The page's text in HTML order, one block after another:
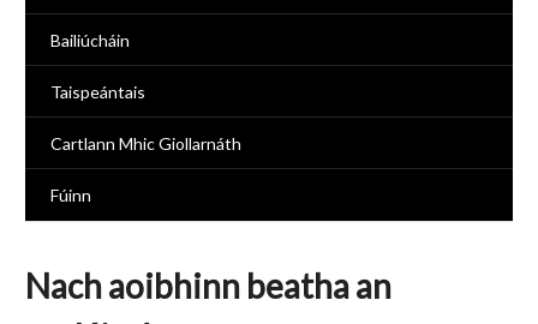
Bailiúcháin
Taispeántais
Cartlann Mhic Giollarnáth
Fúinn
Nach aoibhinn beatha an